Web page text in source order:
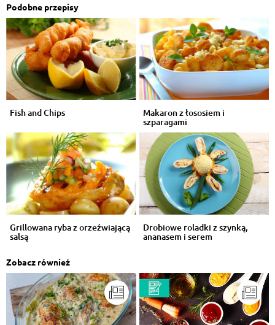
Podobne przepisy
Fish and Chips Makaron z łososiem i
szparagami
Grillowana ryba z orzeźwiającą
salsą
Drobiowe roladki z szynką,
ananasem i serem
Zobacz również